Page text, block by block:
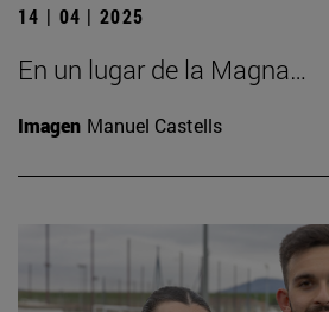
14 | 04 | 2025
En un lugar de la Magna…
Imagen Manuel Castells